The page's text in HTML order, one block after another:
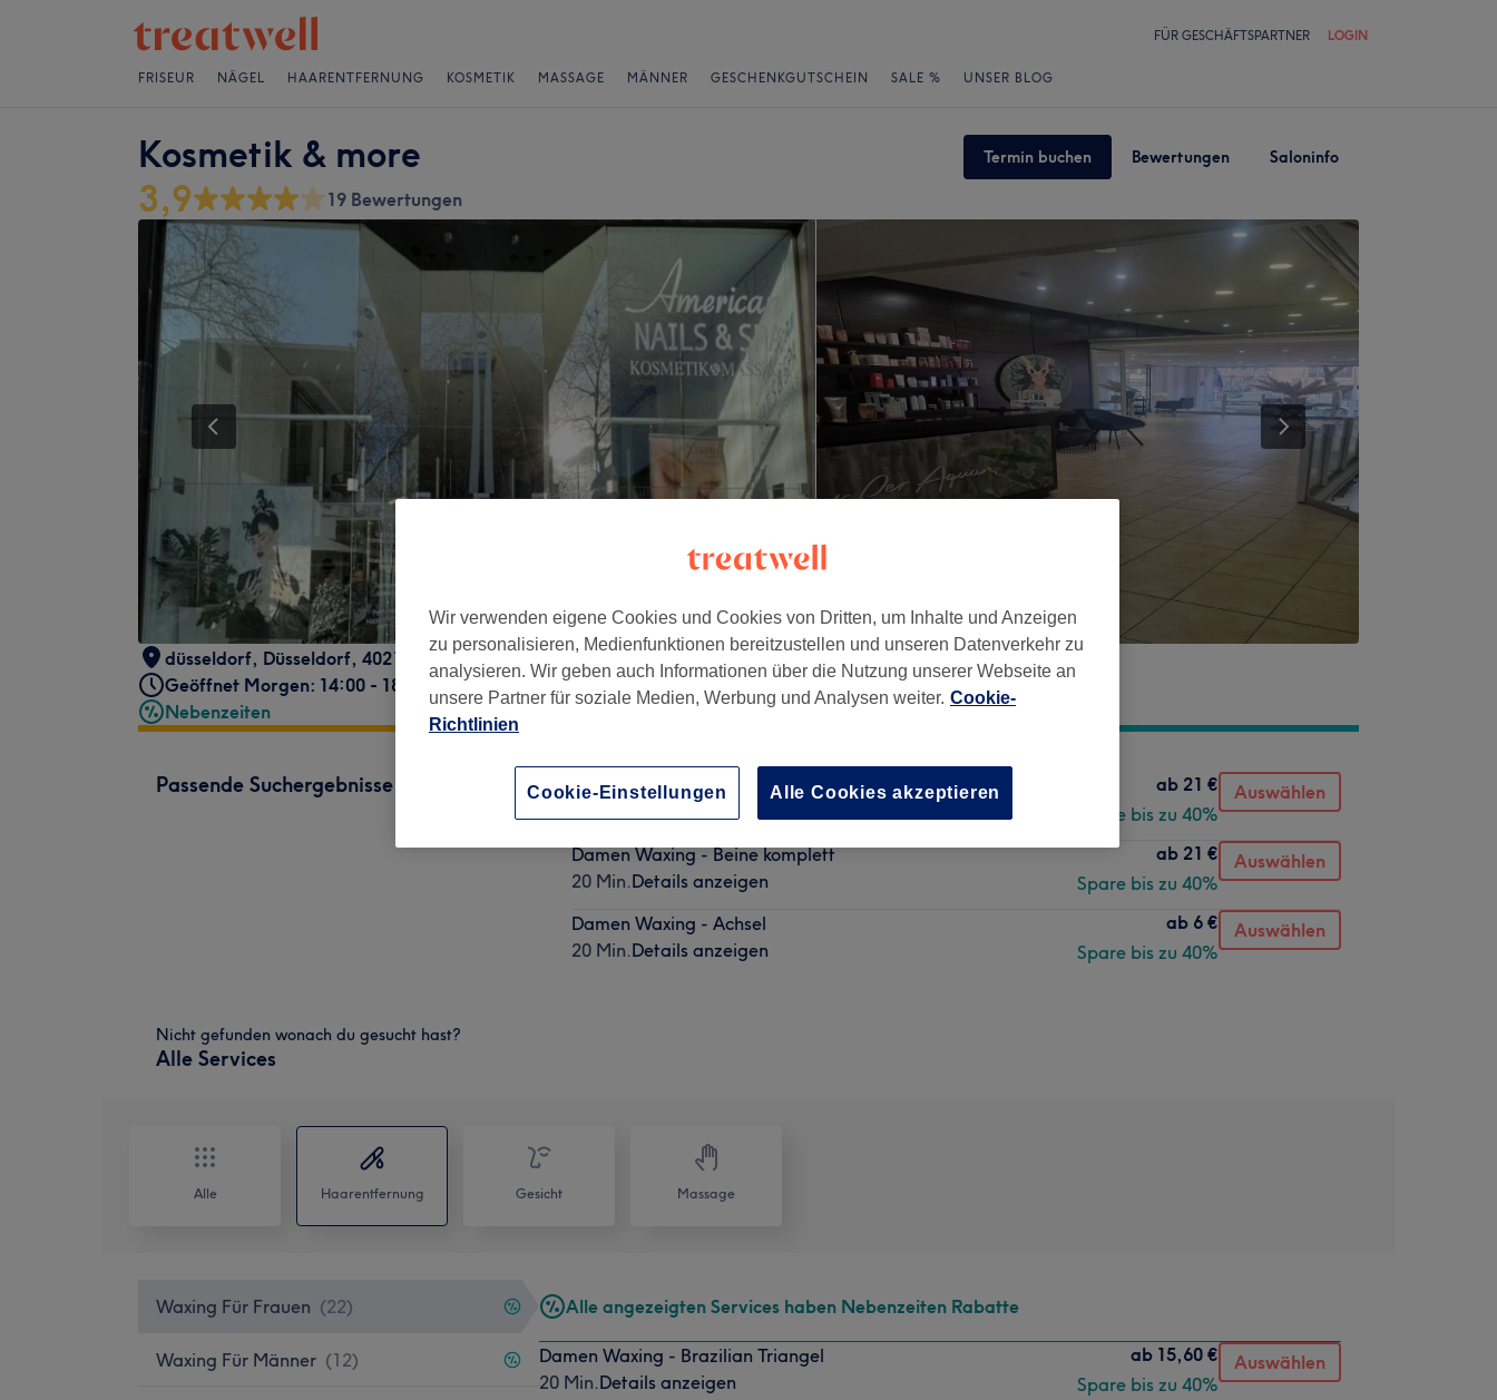
FÜR GESCHÄFTSPARTNER LOGIN
FRISEUR NÄGEL HAARENTFERNUNG KOSMETIK MASSAGE MÄNNER GESCHENKGUTSCHEIN SALE % UNSER BLOG
Kosmetik & more Termin buchen Bewertungen Saloninfo
3,9 19 Bewertungen
düsseldorf, Düsseldorf, 40213
Geöffnet Morgen: 14:00 - 18:00
Nebenzeiten
Passende Suchergebnisse
Damen Waxing - Brazilian komplett
ab 21 €
Spare bis zu 40%
Auswählen
Damen Waxing - Beine komplett
20 Min.Details anzeigen
ab 21 €
Spare bis zu 40%
Auswählen
Damen Waxing - Achsel
20 Min.Details anzeigen
ab 6 €
Spare bis zu 40%
Auswählen
Nicht gefunden wonach du gesucht hast?
Alle Services
Alle Haarentfernung Gesicht Massage
Waxing Für Frauen (22)
Waxing Für Männer (12)
Alle angezeigten Services haben Nebenzeiten Rabatte
Damen Waxing - Brazilian Triangel
20 Min.Details anzeigen
ab 15,60 €
Spare bis zu 40%
Auswählen
Wir verwenden eigene Cookies und Cookies von Dritten, um Inhalte und Anzeigen
zu personalisieren, Medienfunktionen bereitzustellen und unseren Datenverkehr zu
analysieren. Wir geben auch Informationen über die Nutzung unserer Webseite an
unsere Partner für soziale Medien, Werbung und Analysen weiter. Cookie-
Richtlinien
Cookie-Einstellungen Alle Cookies akzeptieren